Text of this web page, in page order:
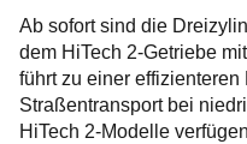
Ab sofort sind die
dem HiTech 2-Getriebe
führt zu einer
Straßentransport bei
HiTech 2-Modelle